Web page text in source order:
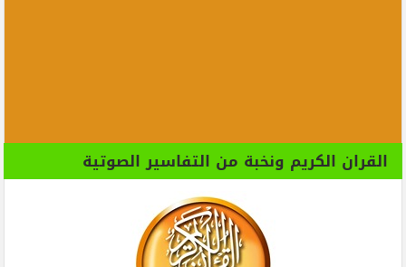
القران الكريم ونخبة من التفاسير الصوتية